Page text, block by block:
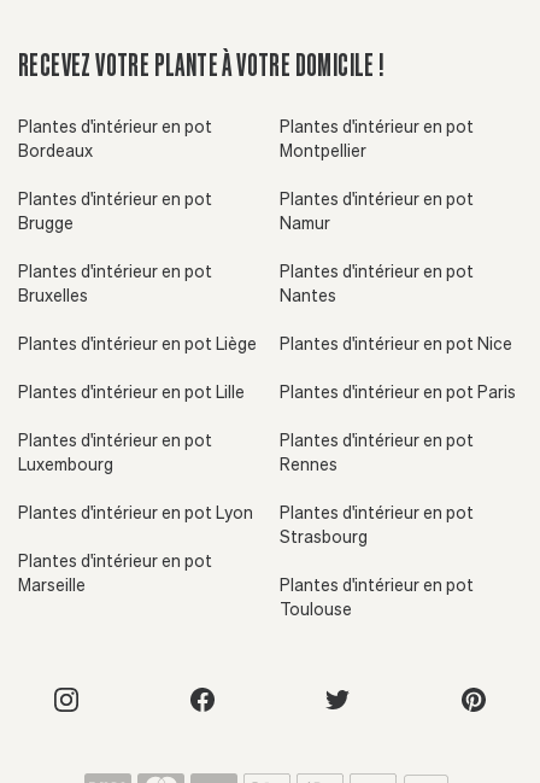
RECEVEZ VOTRE PLANTE À VOTRE DOMICILE !
Plantes d'intérieur en pot
Bordeaux
Plantes d'intérieur en pot
Brugge
Plantes d'intérieur en pot
Bruxelles
Plantes d'intérieur en pot Liège
Plantes d'intérieur en pot Lille
Plantes d'intérieur en pot
Luxembourg
Plantes d'intérieur en pot Lyon
Plantes d'intérieur en pot
Marseille
Plantes d'intérieur en pot
Montpellier
Plantes d'intérieur en pot
Namur
Plantes d'intérieur en pot
Nantes
Plantes d'intérieur en pot Nice
Plantes d'intérieur en pot Paris
Plantes d'intérieur en pot
Rennes
Plantes d'intérieur en pot
Strasbourg
Plantes d'intérieur en pot
Toulouse